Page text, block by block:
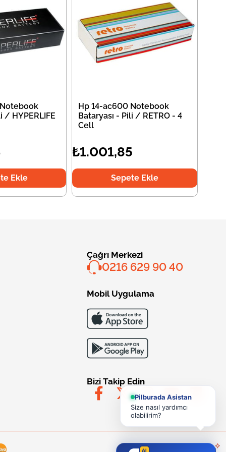
/ HYPERLIFE
Ekle
Hp 14-ac600 Notebook
Bataryası - Pili / RETRO - 4
Cell
₺1.001,85
Sepete Ekle
Çağrı Merkezi
0216 629 90 40
Mobil Uygulama
Bizi Takip Edin
Pilburada Asistan
Size nasıl yardımcı
olabilirim?
AI